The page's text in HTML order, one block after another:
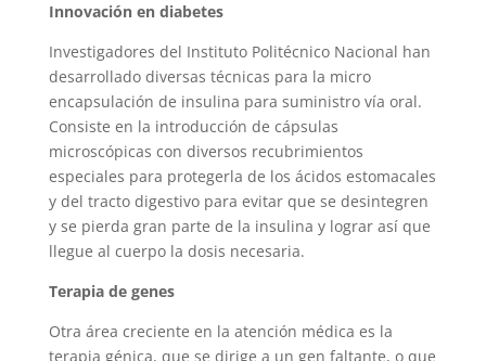
Innovación en diabetes
Investigadores del Instituto Politécnico Nacional han
desarrollado diversas técnicas para la micro
encapsulación de insulina para suministro vía oral.
Consiste en la introducción de cápsulas
microscópicas con diversos recubrimientos
especiales para protegerla de los ácidos estomacales
y del tracto digestivo para evitar que se desintegren
y se pierda gran parte de la insulina y lograr así que
llegue al cuerpo la dosis necesaria.
Terapia de genes
Otra área creciente en la atención médica es la
terapia génica, que se dirige a un gen faltante, o que